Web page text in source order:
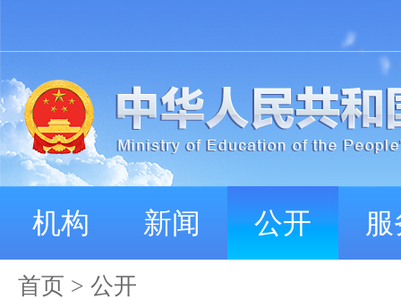
机构 新闻 公开
首页 > 公开